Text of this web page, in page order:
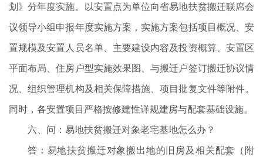
划》分年度实施。以安置点为单位向省易地扶贫搬迁联席会
议领导小组申报年度实施方案，实施方案包括项目概况、安
置规模及安置人员名单、主要建设内容及投资概算、安置区
平面布局、住房户型实施效果图、与搬迁户签订搬迁协议情
况、组织管理机构及相关保障措施、项目批复文件等附件。
同时，各安置项目严格按修建性详规建房与配套基础设施。
六、问：易地扶贫搬迁对象老宅基地怎么办？
答：易地扶贫搬迁对象搬出地的旧房及相关配套（附